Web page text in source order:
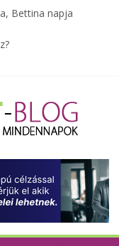
Bettina napja
környezetbarát